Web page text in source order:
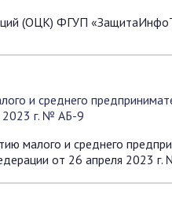
(ОЦК) ФГУП
и среднего
2023 г. № АБ-9
малого и среднего
от 26 апреля 2023